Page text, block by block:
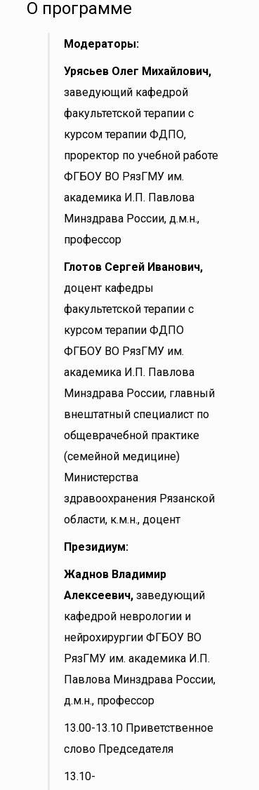
О программе
Модераторы:
Урясьев Олег Михайлович,
заведующий кафедрой
факультетской терапии с
курсом терапии ФДПО,
проректор по учебной работе
ФГБОУ ВО РязГМУ им.
академика И.П. Павлова
Минздрава России, д.м.н.,
профессор
Глотов Сергей Иванович,
доцент кафедры
факультетской терапии с
курсом терапии ФДПО
ФГБОУ ВО РязГМУ им.
академика И.П. Павлова
Минздрава России, главный
внештатный специалист по
общеврачебной практике
(семейной медицине)
Министерства
здравоохранения Рязанской
области, к.м.н., доцент
Президиум:
Жаднов Владимир
Алексеевич, заведующий
кафедрой неврологии и
нейрохирургии ФГБОУ ВО
РязГМУ им. академика И.П.
Павлова Минздрава России,
д.м.н., профессор
13.00-13.10 Приветственное
слово Председателя
13.10-